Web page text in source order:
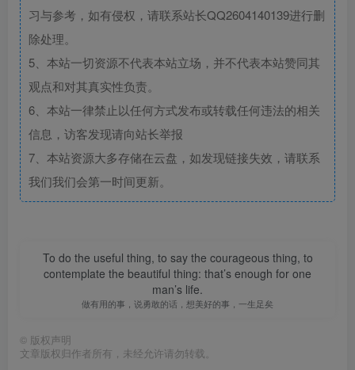
习与参考，如有侵权，请联系站长QQ2604140139进行删
除处理。
5、本站一切资源不代表本站立场，并不代表本站赞同其
观点和对其真实性负责。
6、本站一律禁止以任何方式发布或转载任何违法的相关
信息，访客发现请向站长举报
7、本站资源大多存储在云盘，如发现链接失效，请联系
我们我们会第一时间更新。
To do the useful thing, to say the courageous thing, to
contemplate the beautiful thing: that’s enough for one
man’s life.
做有用的事，说勇敢的话，想美好的事，一生足矣
© 版权声明
文章版权归作者所有，未经允许请勿转载。